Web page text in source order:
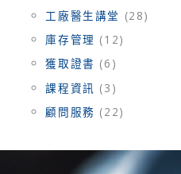
工廠醫生講堂 (28)
庫存管理 (12)
獲取證書 (6)
課程資訊 (3)
顧問服務 (22)